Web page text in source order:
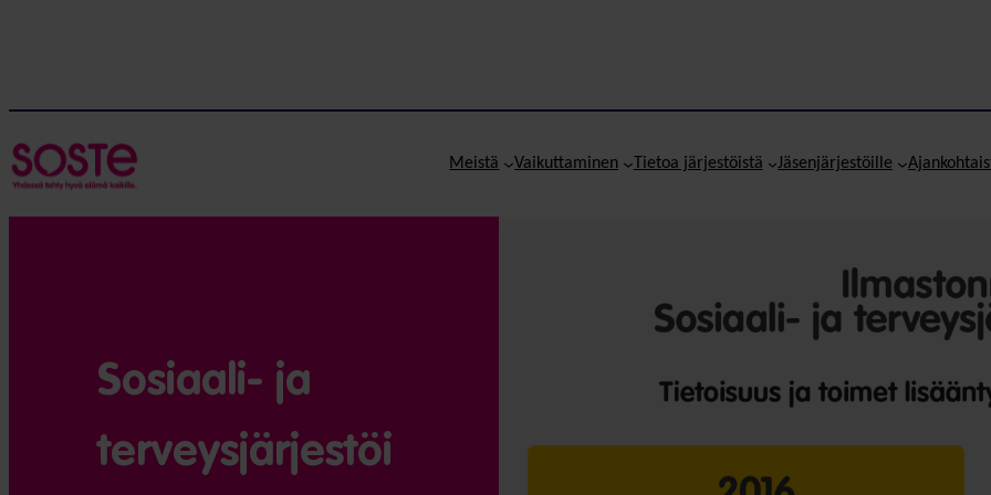
Meistä Vaikuttaminen Tietoa järjestöistä Jäsenjärjestöille
Sosiaali- ja
terveysjärjestöi